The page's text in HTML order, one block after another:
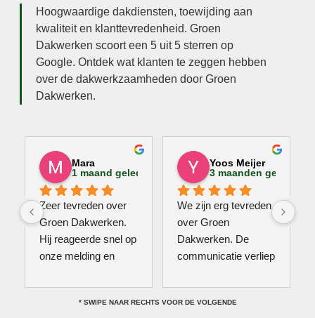
Hoogwaardige dakdiensten, toewijding aan
kwaliteit en klanttevredenheid. Groen
Dakwerken scoort een 5 uit 5 sterren op
Google. Ontdek wat klanten te zeggen hebben
over de dakwerkzaamheden door Groen
Dakwerken.
Mara
1 maand geleden
Zeer tevreden over
Groen Dakwerken.
Hij reageerde snel op
onze melding en
collega kijken naar
het probleem. Omdat
Yoos Meijer
3 maanden geleden
We zijn erg tevreden
over Groen
Dakwerken. De
communicatie verliep
hij heeft veel kennis
van het vak en werkt
* SWIPE NAAR RECHTS VOOR DE VOLGENDE